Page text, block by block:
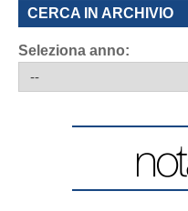
CERCA IN ARCHIVIO
Seleziona anno: